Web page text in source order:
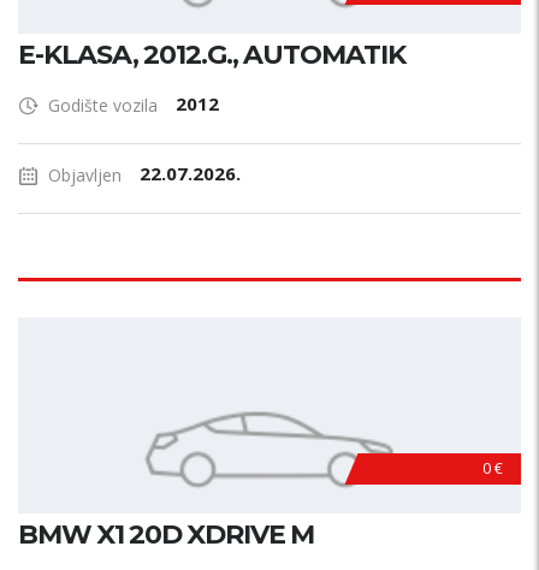
E-KLASA, 2012.G., AUTOMATIK
Godište vozila 2012
Objavljen 22.07.2026.
0 €
BMW X1 20D XDRIVE M